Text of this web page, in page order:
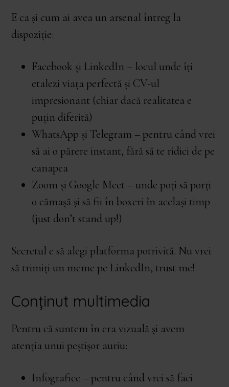
E ca și cum ai avea un arsenal întreg la
dispoziție:
Facebook și LinkedIn – locul unde îți
etalezi viața perfectă și CV-ul
impresionant (chiar dacă realitatea e
puțin diferită)
WhatsApp și Telegram – pentru când vrei
să ai o părere instant, fără să te ridici de pe
canapea
Zoom și Google Meet – unde poți să porți
o cămașă și să fii în boxeri în același timp
(just don’t stand up!)
Secretul e să alegi platforma potrivită. Nu vrei
să trimiți un meme pe LinkedIn, trust me!
Conținut multimedia
Pentru că suntem în era vizuală și avem
atenția unui peștișor auriu:
Infografice – pentru când vrei să faci